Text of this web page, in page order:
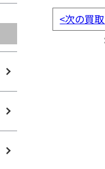
<次の買